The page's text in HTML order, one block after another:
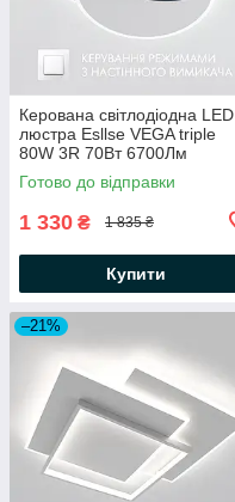
Керована світлодіодна LED
люстра Esllse VEGA triple
80W 3R 70Вт 6700Лм
ON/OFF "три кола" чорна
Ø490х60мм BLACK/WHITE
Готово до відправки
1 330 ₴ 1 835 ₴
Купити
–21%